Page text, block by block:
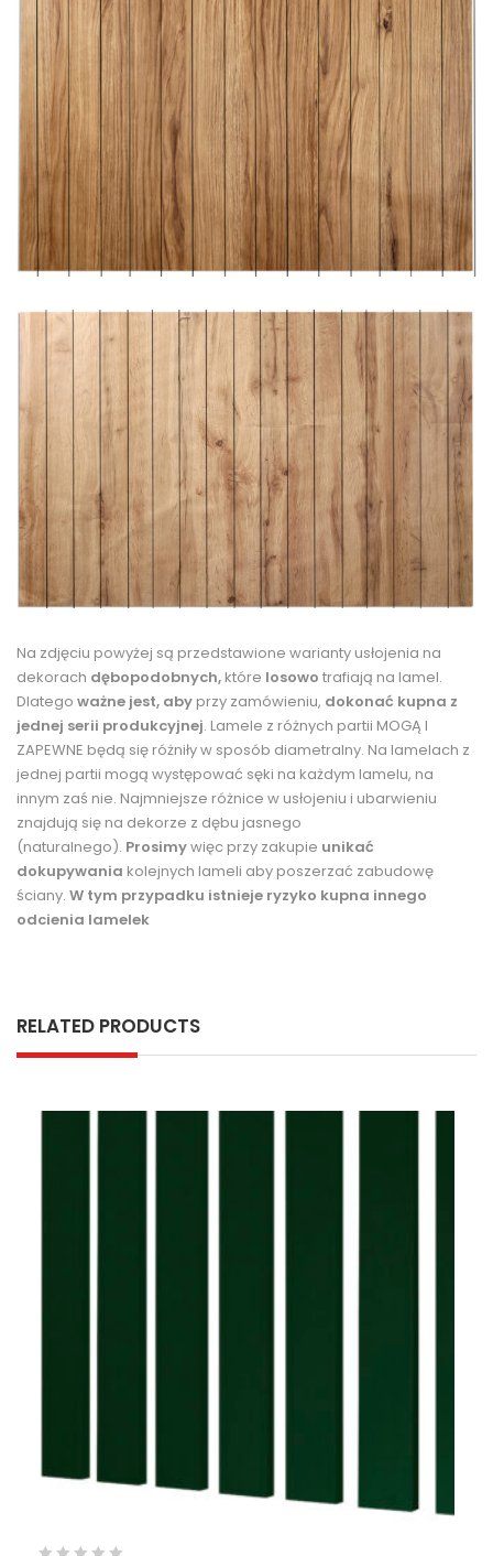
Na zdjęciu powyżej są przedstawione warianty usłojenia na
dekorach dębopodobnych, które losowo trafiają na lamel.
Dlatego ważne jest, aby przy zamówieniu, dokonać kupna z
jednej serii produkcyjnej. Lamele z różnych partii MOGĄ I
ZAPEWNE będą się różniły w sposób diametralny. Na lamelach z
jednej partii mogą występować sęki na każdym lamelu, na
innym zaś nie. Najmniejsze różnice w usłojeniu i ubarwieniu
znajdują się na dekorze z dębu jasnego
(naturalnego). Prosimywięc przy zakupie unikać
dokupywania kolejnych lameli aby poszerzać zabudowę
ściany. W tym przypadku istnieje ryzyko kupna innego
odcienia lamelek
RELATED PRODUCTS